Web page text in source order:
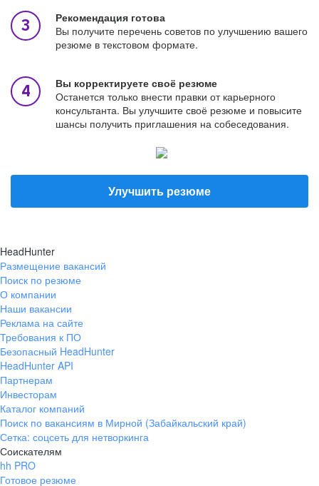
Рекомендация готова
Вы получите перечень советов по улучшению вашего
резюме в текстовом формате.
Вы корректируете своё резюме
Останется только внести правки от карьерного
консультанта. Вы улучшите своё резюме и повысите
шансы получить приглашения на собеседования.
Улучшить резюме
HeadHunter
Размещение вакансий
Поиск по резюме
О компании
Наши вакансии
Реклама на сайте
Требования к ПО
Безопасный HeadHunter
HeadHunter API
Партнерам
Инвесторам
Каталог компаний
Поиск по вакансиям в Мирной (Забайкальский край)
Сетка: соцсеть для нетворкинга
Соискателям
hh PRO
Готовое резюме